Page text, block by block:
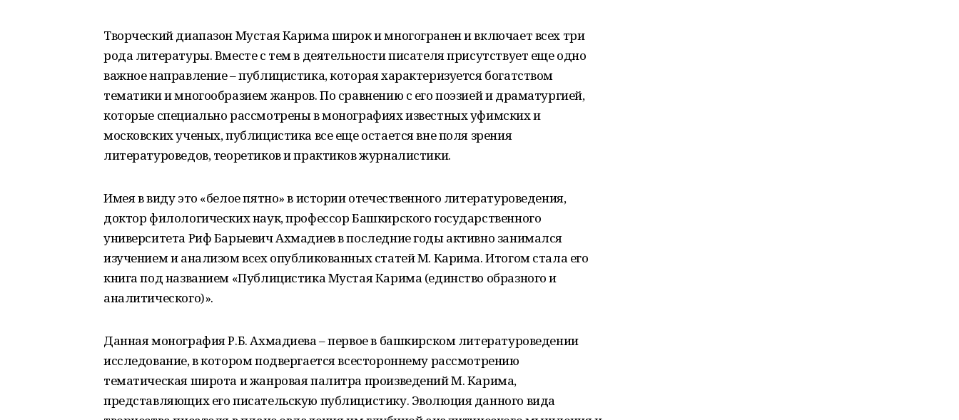
Творческий диапазон Мустая Карима широк и многогранен и включает всех три
рода литературы. Вместе с тем в деятельности писателя присутствует еще одно
важное направление – публицистика, которая характеризуется богатством
тематики и многообразием жанров. По сравнению с его поэзией и драматургией,
которые специально рассмотрены в монографиях известных уфимских и
московских ученых, публицистика все еще остается вне поля зрения
литературоведов, теоретиков и практиков журналистики.
Имея в виду это «белое пятно» в истории отечественного литературоведения,
доктор филологических наук, профессор Башкирского государственного
университета Риф Барыевич Ахмадиев в последние годы активно занимался
изучением и анализом всех опубликованных статей М. Карима. Итогом стала его
книга под названием «Публицистика Мустая Карима (единство образного и
аналитического)».
Данная монография Р.Б. Ахмадиева – первое в башкирском литературоведении
исследование, в котором подвергается всестороннему рассмотрению
тематическая широта и жанровая палитра произведений М. Карима,
представляющих его писательскую публицистику. Эволюция данного вида